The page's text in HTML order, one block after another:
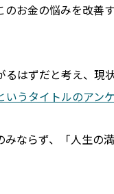
お金の悩みを改善
はずだと考え、現
いうタイトルのアン
ならず、「人生の